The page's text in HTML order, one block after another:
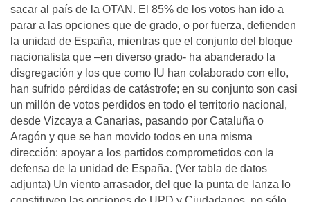
sacar al país de la OTAN. El 85% de los votos han ido a
parar a las opciones que de grado, o por fuerza, defienden
la unidad de España, mientras que el conjunto del bloque
nacionalista que –en diverso grado- ha abanderado la
disgregación y los que como IU han colaborado con ello,
han sufrido pérdidas de catástrofe; en su conjunto son casi
un millón de votos perdidos en todo el territorio nacional,
desde Vizcaya a Canarias, pasando por Cataluña o
Aragón y que se han movido todos en una misma
dirección: apoyar a los partidos comprometidos con la
defensa de la unidad de España. (Ver tabla de datos
adjunta) Un viento arrasador, del que la punta de lanza lo